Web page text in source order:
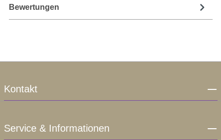
Bewertungen
Kontakt
Service & Informationen